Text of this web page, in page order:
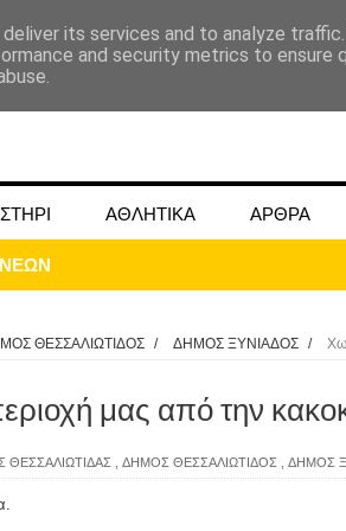
ΑΘΛΗΤΙΚΑ ΑΡΘΡΑ
ΓΙΑ ΜΑΙΟ ΚΑΙ ΙΟΥΝΙΟ 2024
στην Ομβριακή Δομοκού την 1η
ΘΕΣΣΑΛΙΩΤΙΔΟΣ / ΔΗΜΟΣ ΞΥΝΙΑΔΟΣ /
μας από την
ΘΕΣΣΑΛΙΩΤΙΔΑΣ ΔΗΜΟΣ ΘΕΣΣΑΛΙΩΤΙΔΟΣ ΔΗΜΟΣ
its services and to analyze
and security metrics to ensure